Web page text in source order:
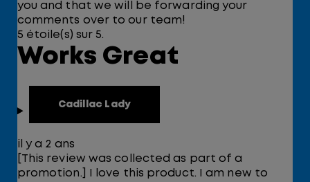
you and that we will be forwarding your
comments over to our team!
5 étoile(s) sur 5.
Works Great
Cadillac Lady
il y a 2 ans
[This review was collected as part of a
promotion.] I love this product. I am new to